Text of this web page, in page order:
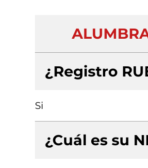
¿Registro
Si
¿Cuál es su